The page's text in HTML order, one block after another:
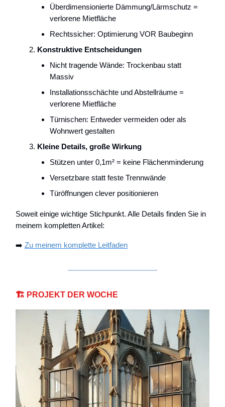
Überdimensionierte Dämmung/Lärmschutz =
verlorene Mietfläche
Rechtssicher: Optimierung VOR Baubeginn
Konstruktive Entscheidungen
Nicht tragende Wände: Trockenbau statt
Massiv
Installationsschächte und Abstellräume =
verlorene Mietfläche
Türnischen: Entweder vermeiden oder als
Wohnwert gestalten
Kleine Details, große Wirkung
Stützen unter 0,1m² = keine Flächenminderung
Versetzbare statt feste Trennwände
Türöffnungen clever positionieren
Soweit einige wichtige Stichpunkt. Alle Details finden Sie in
meinem kompletten Artikel:
➡️ Zu meinem komplette Leitfaden
🏗️ PROJEKT DER WOCHE